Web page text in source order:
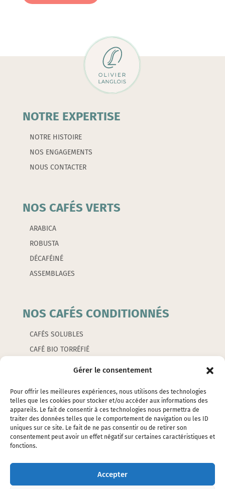
Gérer le consentement
Pour offrir les meilleures expériences, nous utilisons des technologies
telles que les cookies pour stocker et/ou accéder aux informations des
appareils. Le fait de consentir à ces technologies nous permettra de
traiter des données telles que le comportement de navigation ou les ID
uniques sur ce site. Le fait de ne pas consentir ou de retirer son
consentement peut avoir un effet négatif sur certaines caractéristiques et
fonctions.
Accepter
Brillant
NOTRE EXPERTISE
NOTRE HISTOIRE
NOS ENGAGEMENTS
NOUS CONTACTER
NOS CAFÉS VERTS
ARABICA
ROBUSTA
DÉCAFÉINÉ
ASSEMBLAGES
NOS CAFÉS CONDITIONNÉS
CAFÉS SOLUBLES
CAFÉ BIO TORRÉFIÉ
LES ACCESSOIRES
EMBALLAGES
CAFETIERES ET PETITS ACCESSOIRES